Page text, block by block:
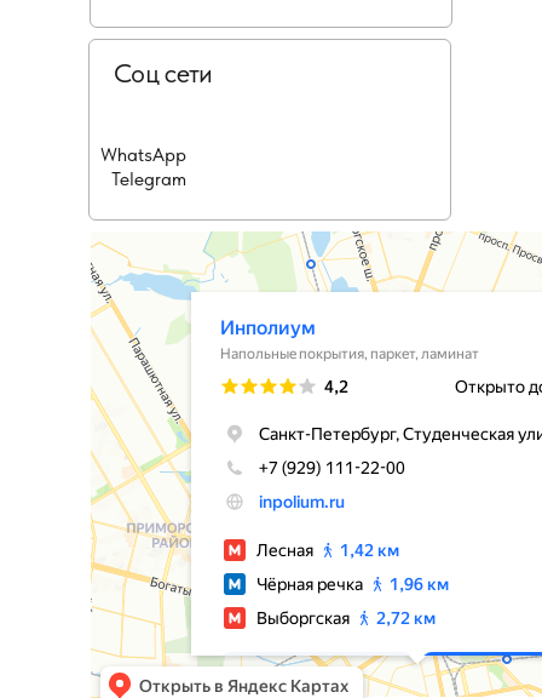
Соц сети
WhatsApp
Telegram